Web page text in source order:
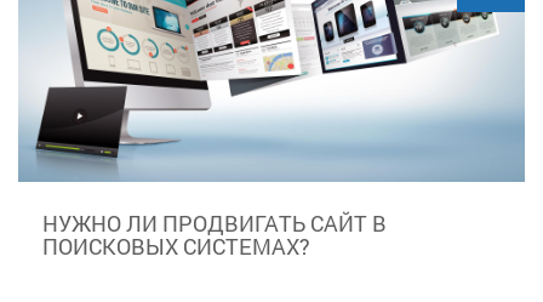
НУЖНО ЛИ ПРОДВИГАТЬ САЙТ В
ПОИСКОВЫХ СИСТЕМАХ?